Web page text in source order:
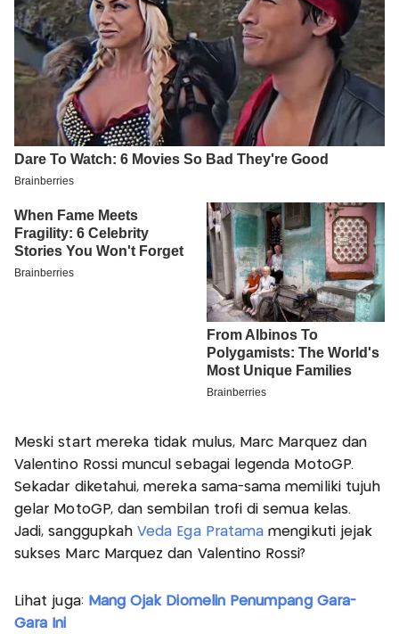
Meski start mereka tidak mulus, Marc Marquez dan
Valentino Rossi muncul sebagai legenda MotoGP.
Sekadar diketahui, mereka sama-sama memiliki tujuh
gelar MotoGP, dan sembilan trofi di semua kelas.
Jadi, sanggupkahVeda Ega Pratama mengikuti jejak
sukses Marc Marquez dan Valentino Rossi?
Lihat juga: Mang Ojak Diomelin Penumpang Gara-
Gara Ini